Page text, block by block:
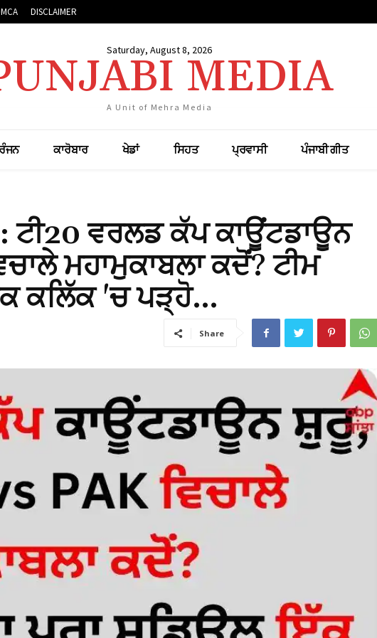
DISCLAIMER
Saturday, August 8, 2026
MEDIA
A Unit of Mehra Media
ਕਾਰੋਬਾਰ ਖੇਡਾਂ ਸਿਹਤ ਪ੍ਰਵਾਸੀ ਪੰਜਾਬੀ ਗੀਤ
ਵਰਲਡ ਕੱਪ ਕਾਊਂਟਡਾਊਨ
ਮਹਾਮੁਕਾਬਲਾ ਕਦੋਂ? ਟੀਮ
ਕਲਿੱਕ 'ਚ ਪੜ੍ਹੋ…
Share